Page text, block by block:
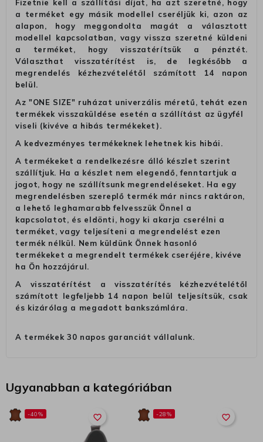
Fizetnie kell a szállítási díjat, ha azt szeretné, hogy
a terméket egy másik modellel cseréljük ki, azon az
alapon, hogy meggondolta magát a választott
modellel kapcsolatban, vagy vissza szeretné küldeni
a terméket, hogy visszatérítsük a pénztét.
Választhat visszatérítést is, de legkésőbb a
megrendelés kézhezvételétől számított 14 napon
belül.
Az "ONE SIZE" ruházat univerzális méretű, tehát ezen
termékek visszaküldése esetén a szállítást az ügyfél
viseli (kivéve a hibás termékeket).
A kedvezményes termékeknek lehetnek kis hibái.
A termékeket a rendelkezésre álló készlet szerint
szállítjuk. Ha a készlet nem elegendő, fenntartjuk a
jogot, hogy ne szállítsunk megrendeléseket. Ha egy
megrendelésben szereplő termék már nincs raktáron,
a lehető leghamarabb felvesszük Önnel a
kapcsolatot, és eldönti, hogy ki akarja cserélni a
terméket, vagy teljesíteni a megrendelést ezen
termék nélkül. Nem küldünk Önnek hasonló
termékeket a megrendelt termékek cseréjére, kivéve
ha Ön hozzájárul.
A visszatérítést a visszatérítés kézhezvételétől
számított legfeljebb 14 napon belül teljesítsük, csak
és kizárólag a megadott bankszámlára.
A termékek 30 napos garanciát vállalunk.
Ugyanabban a kategóriában
favorite_border
-40% favorite_border
-28%